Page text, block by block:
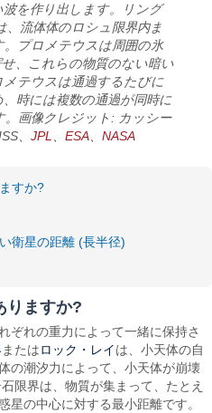
を作り出します。リング
、流体体のロシュ限界内ま
プロメテウスは周囲の氷
、これらの物質のない暗い
テウスは通過するたびに
時には複数の通過が同時に
画像クレジット: カッシー
、JPL、ESA、NASA
すか?
衛星の距離 (長半径)
りますか?
ぞれの重力によって一緒に保持さ
またはロック・レイは、小天体の自
の潮汐力によって、小天体が崩壊
限界は、物質が集まって、たとえ
星の中心に対する最小距離です。